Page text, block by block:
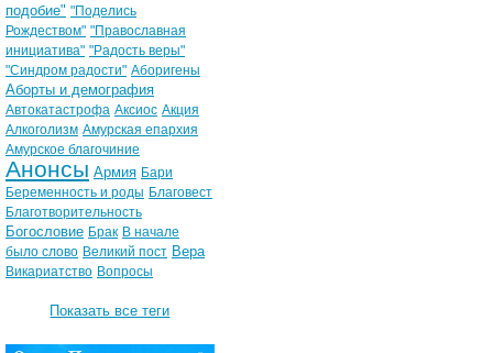
подобие" "Поделись
Рождеством" "Православная
инициатива" "Радость веры"
"Синдром радости" Аборигены
Аборты и демография
Автокатастрофа Аксиос Акция
Алкоголизм Амурская епархия
Амурское благочиние
Анонсы Армия Бари
Беременность и роды Благовест
Благотворительность
Богословие Брак В начале
было слово Великий пост Вера
Викариатство Вопросы
Показать все теги